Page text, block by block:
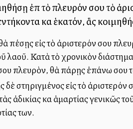
ἐπὶ τὸ πλευρόν σου τὸ
καὶ ἑκατόν, ἃς
πέσῃς εἰς τὸ ἀριστερόν σου
λαοῦ. Κατὰ τὸ χρονικὸν
πλευρὸν, θὰ πάρῃς ἐπάνω σου
δὲ στηριγμένος εἰς τὸ
ἀδικίας καὶ ἁμαρτίας γενικῶς
των.